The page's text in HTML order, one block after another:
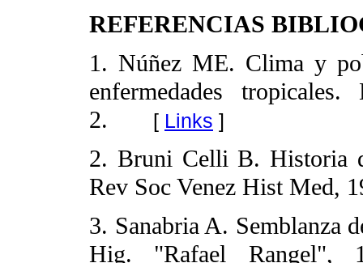
REFERENCIAS
1. Núñez ME. Clima y
enfermedades
2. [ Links ]
2. Bruni Celli B. Historia
Rev Soc Venez Hist Med,
3. Sanabria A. Semblanza
Hig. "Rafael Rangel",